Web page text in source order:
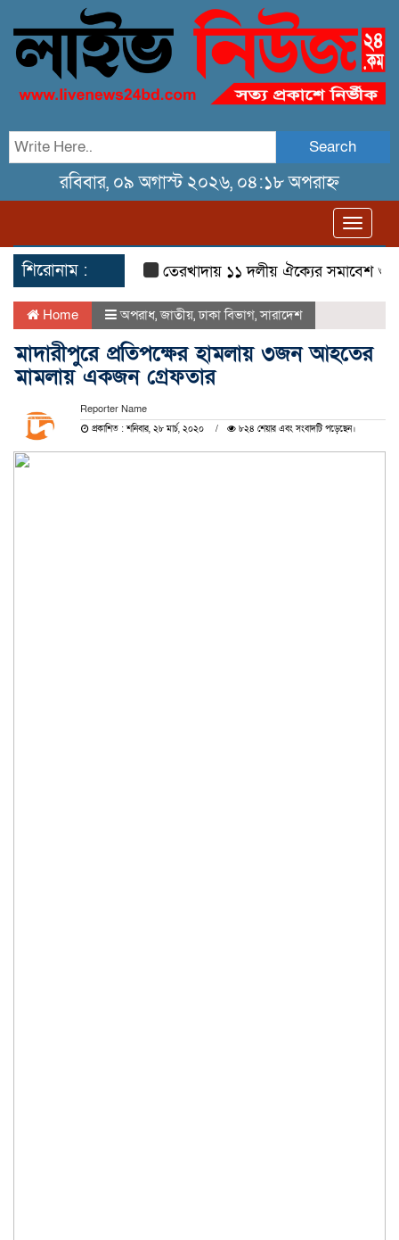
Search
রবিবার, ০৯ অগাস্ট ২০২৬, ০৪:১৮ অপরাহ্ন
শিরোনাম : তেরখাদায় ১১ দলীয় ঐক্যের সমাবেশ ও গণ
Home অপরাধ,জাতীয়,ঢাকা বিভাগ,সারাদেশ
মাদারীপুরে প্রতিপক্ষের হামলায় ৩জন আহতের
মামলায় একজন গ্রেফতার
Reporter Name
প্রকাশিত : শনিবার, ২৮ মার্চ, ২০২০ ৮২৪ শেয়ার এবং সংবাদটি পড়েছেন।